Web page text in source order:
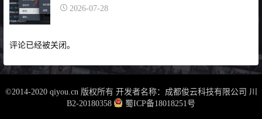
2026-07-28
评论已经被关闭。
©2014-2020 qiyou.cn 版权所有 开发者名称：成都俊云科技有限公司 川
B2-20180358
蜀ICP备18018251号